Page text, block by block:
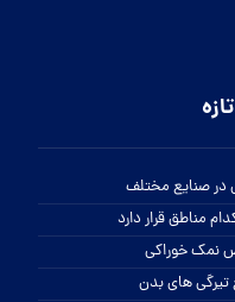
در صنایع مختلف
مناطق قرار دارد
نمک خوراکی
تیرگی های بدن